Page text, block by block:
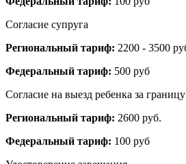
Согласие супруга
Региональный тариф: 2200 - 3500
Федеральный тариф: 500 руб
Согласие на выезд ребенка за границу
Региональный тариф: 2600 руб.
Федеральный тариф: 100 руб